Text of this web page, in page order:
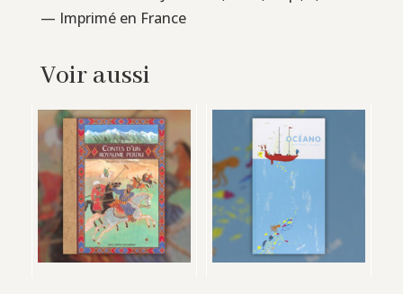
— Imprimé en France
Voir aussi